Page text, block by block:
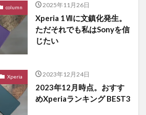
column 2025年11月26日
Xperia 1Ⅶに文鎮化発生。
ただそれでも私はSonyを信
じたい
Xperia 2023年12月24日
2023年12月時点。おすす
めXperiaランキング BEST3